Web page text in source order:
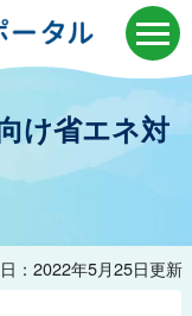
け省エネ対
：2022年5月25日更新